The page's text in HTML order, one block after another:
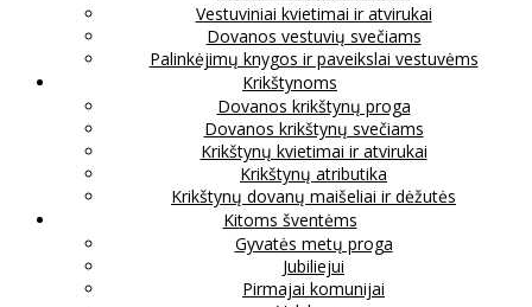
Vestuviniai kvietimai ir atvirukai
Dovanos vestuvių svečiams
Palinkėjimų knygos ir paveikslai vestuvėms
Krikštynoms
Dovanos krikštynų proga
Dovanos krikštynų svečiams
Krikštynų kvietimai ir atvirukai
Krikštynų atributika
Krikštynų dovanų maišeliai ir dėžutės
Kitoms šventėms
Gyvatės metų proga
Jubiliejui
Pirmajai komunijai